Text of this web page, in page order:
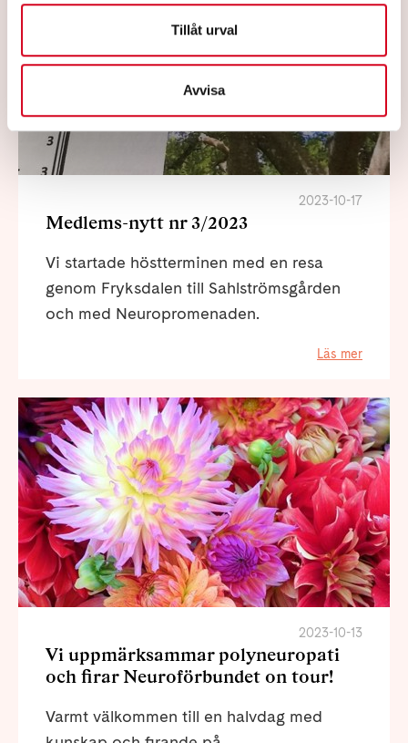
Tillåt urval
Avvisa
2023-10-17
Medlems-nytt nr 3/2023
Vi startade höstterminen med en resa
genom Fryksdalen till Sahlströmsgården
och med Neuropromenaden.
Läs mer
2023-10-13
Vi uppmärksammar polyneuropati
och firar Neuroförbundet on tour!
Varmt välkommen till en halvdag med